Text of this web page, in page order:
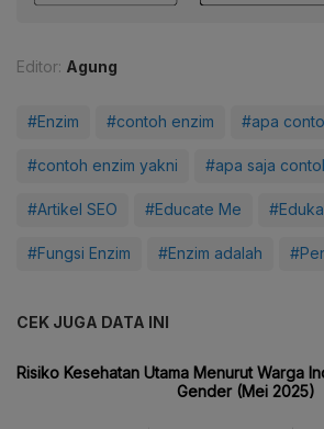
Editor: Agung
#Enzim #contoh enzim #apa
#contoh enzim yakni #apa saja
#Artikel SEO #Educate Me
#Fungsi Enzim #Enzim adalah
CEK JUGA DATA INI